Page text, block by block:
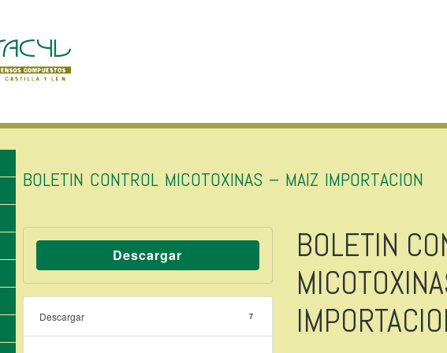
BOLETIN CONTROL MICOTOXINAS – MAIZ IMPORTACION
Descargar
Descargar 7
BOLETIN